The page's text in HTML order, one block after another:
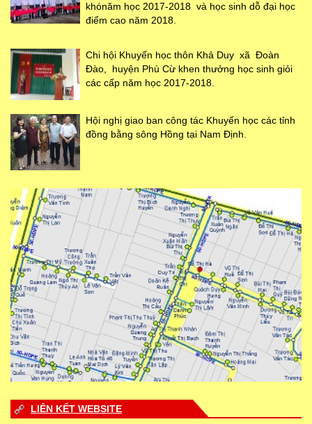
khónăm học 2017-2018 và học sinh dỗ đại học
điểm cao năm 2018.
Chi hội Khuyến học thôn Khả Duy xã Đoàn
Đào, huyện Phù Cừ khen thưởng học sinh giỏi
các cấp năm học 2017-2018.
Hội nghị giao ban công tác Khuyến học các tỉnh
đồng bằng sông Hồng tại Nam Định.
LIÊN KẾT WEBSITE